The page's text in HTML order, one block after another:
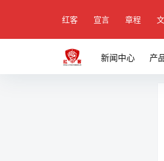
红客 宣言 章程
新闻中心 产